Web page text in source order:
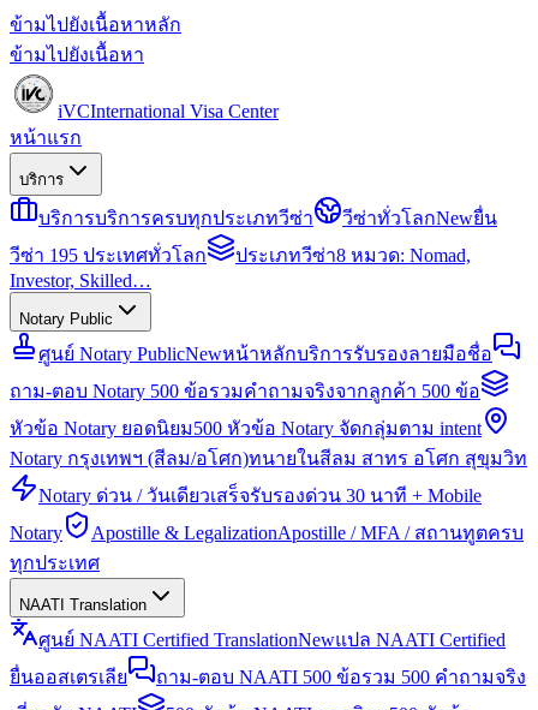
ข้ามไปยังเนื้อหาหลัก
ข้ามไปยังเนื้อหา
iVCInternational Visa Center
หน้าแรก
บริการ
บริการบริการครบทุกประเภทวีซ่า วีซ่าทั่วโลกNewยื่น
วีซ่า 195 ประเทศทั่วโลก
ประเภทวีซ่า8 หมวด: Nomad,
Investor, Skilled…
Notary Public
ศูนย์ Notary PublicNewหน้าหลักบริการรับรองลายมือชื่อ
ถาม-ตอบ Notary 500 ข้อรวมคำถามจริงจากลูกค้า 500 ข้อ
หัวข้อ Notary ยอดนิยม500 หัวข้อ Notary จัดกลุ่มตาม intent
Notary กรุงเทพฯ (สีลม/อโศก)ทนายในสีลม สาทร อโศก สุขุมวิท
Notary ด่วน / วันเดียวเสร็จรับรองด่วน 30 นาที + Mobile
Notary
Apostille & LegalizationApostille / MFA / สถานทูตครบ
ทุกประเทศ
NAATI Translation
ศูนย์ NAATI Certified TranslationNewแปล NAATI Certified
ยื่นออสเตรเลีย
ถาม-ตอบ NAATI 500 ข้อรวม 500 คำถามจริง